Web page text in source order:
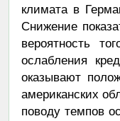
климата в
Снижение
вероятность
ослабления
оказывают
американских
поводу темпов